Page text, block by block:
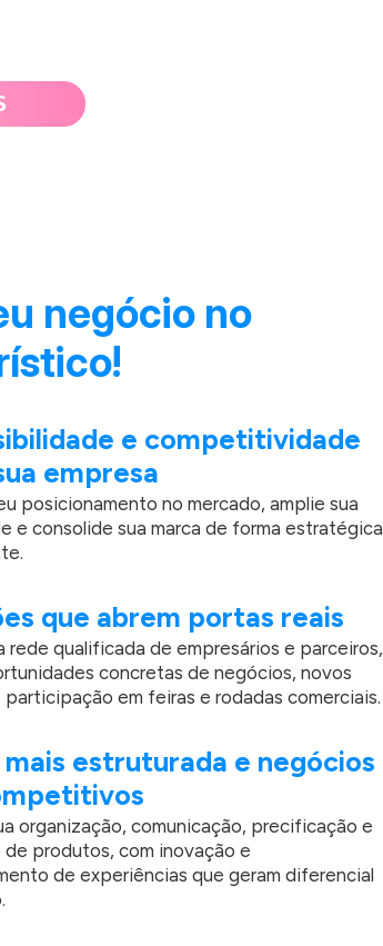
negócio no
e competitividade
empresa
posicionamento no mercado, amplie sua
e consolide sua marca de forma estratégica
que abrem portas reais
rede qualificada de empresários e parceiros,
concretas de negócios, novos
participação em feiras e rodadas comerciais.
estruturada e negócios
organização, comunicação, precificação e
produtos, com inovação e
de experiências que geram diferencial